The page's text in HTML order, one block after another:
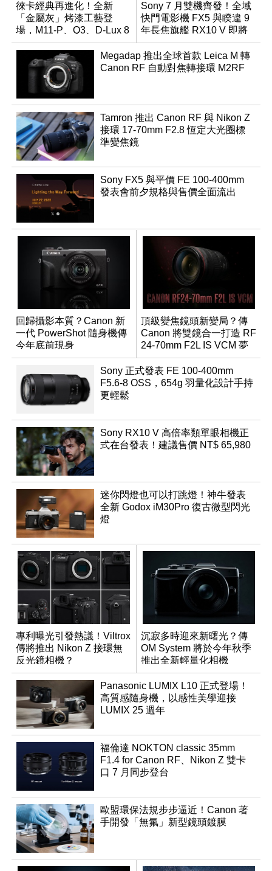
徠卡經典再進化！全新
「金屬灰」烤漆工藝登
場，M11-P、Q3、D-Lux 8
領銜換裝
Sony 7 月雙機齊發！全域
快門電影機 FX5 與睽違 9
年長焦旗艦 RX10 V 即將
登場
Megadap 推出全球首款 Leica M 轉
Canon RF 自動對焦轉接環 M2RF
Tamron 推出 Canon RF 與 Nikon Z
接環 17-70mm F2.8 恆定大光圈標
準變焦鏡
Sony FX5 與平價 FE 100-400mm
發表會前夕規格與售價全面流出
回歸攝影本質？Canon 新
一代 PowerShot 隨身機傳
今年底前現身
頂級變焦鏡頭新變局？傳
Canon 將雙鏡合一打造 RF
24-70mm F2L IS VCM 夢
幻規格
Sony 正式發表 FE 100-400mm
F5.6-8 OSS，654g 羽量化設計手持
更輕鬆
Sony RX10 V 高倍率類單眼相機正
式在台發表！建議售價 NT$ 65,980
迷你閃燈也可以打跳燈！神牛發表
全新 Godox iM30Pro 復古微型閃光
燈
專利曝光引發熱議！Viltrox
傳將推出 Nikon Z 接環無
反光鏡相機？
沉寂多時迎來新曙光？傳
OM System 將於今年秋季
推出全新輕量化相機
Panasonic LUMIX L10 正式登場！
高質感隨身機，以感性美學迎接
LUMIX 25 週年
福倫達 NOKTON classic 35mm
F1.4 for Canon RF、Nikon Z 雙卡
口 7 月同步登台
歐盟環保法規步步逼近！Canon 著
手開發「無氟」新型鏡頭鍍膜